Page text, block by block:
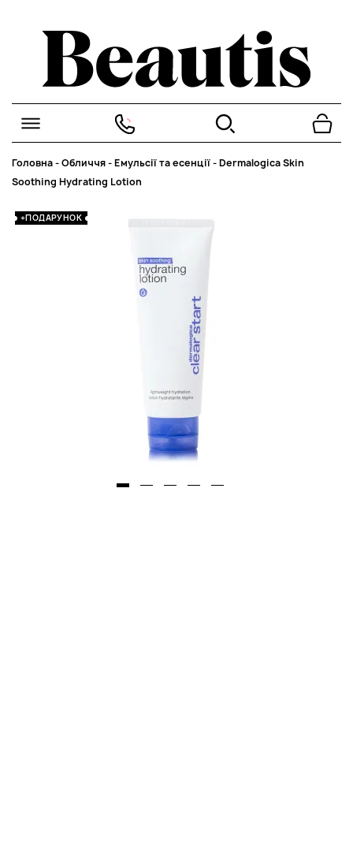
Головна-Обличчя-Емульсії та есенції-Dermalogica Skin
Soothing Hydrating Lotion
+ПОДАРУНОК